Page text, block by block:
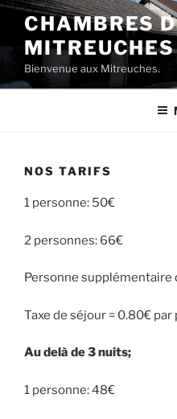
Aller
contenu
principal
CHAMBRES
MITREUCHES
Bienvenue aux Mitreuches.
NOS TARIFS
1 personne: 50€
2 personnes: 66€
Personne supplémentaire
Taxe de séjour = 0.80€ par
Au delà de 3 nuits;
1 personne: 48€